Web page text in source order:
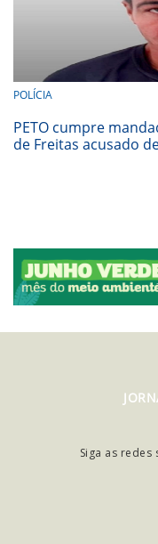
POLÍCIA
PETO cumpre
de Freitas acusado
Siga as redes